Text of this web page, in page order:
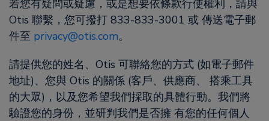
若您有疑問或疑慮，或是想要依條款行使權利，請與
Otis 聯繫，您可撥打 833-833-3001 或 傳送電子郵
件至 privacy@otis.com。
請提供您的姓名、Otis 可聯絡您的方式 (如電子郵件
地址)、您與 Otis 的關係 (客戶、供應商、 搭乘工具
的大眾)，以及您希望我們採取的具體行動。我們將
驗證您的身份，並研判我們是否擁 有您的任何個人